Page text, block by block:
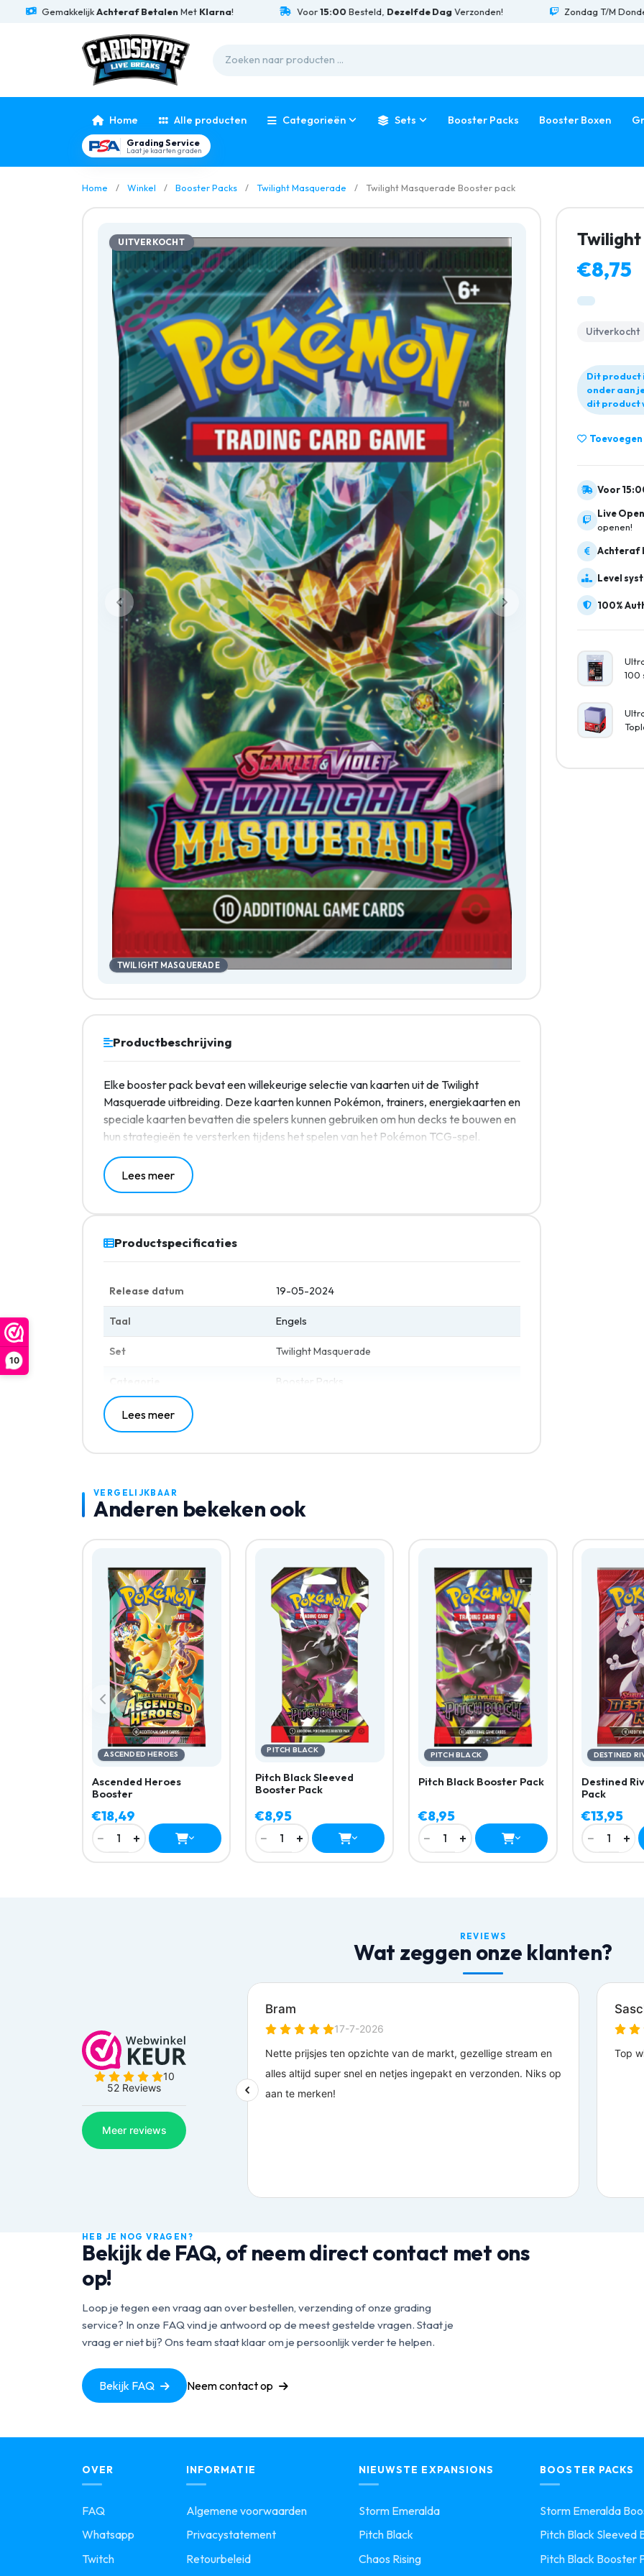
10
GemakkelijkAchteraf BetalenMetKlarna Voor15:00Besteld,Dezelfde DagVerzonden! Zondag T/M Donderdag
Home Alle producten Categorieën Sets Booster Packs Booster Boxen
Grading Service
Laat je kaarten graden
Home Winkel Booster Packs Twilight Masquerade Twilight Masquerade Booster pack
UITVERKOCHT
TWILIGHT MASQUERADE
€8,75
Uitverkocht
Dit product
onder aan
dit product
Voor
Live
openen!
Achteraf
Level
100%
100
Productbeschrijving
Elke booster pack bevat een willekeurige selectie van kaarten uit de Twilight
Masquerade uitbreiding. Deze kaarten kunnen Pokémon, trainers, energiekaarten en
speciale kaarten bevatten die spelers kunnen gebruiken om hun decks te bouwen en
hun strategieën te versterken tijdens het spelen van het Pokémon TCG-spel.
Lees meer
Productspecificaties
Release datum 19-05-2024
Taal Engels
Set Twilight Masquerade
Booster Packs
Lees meer
VERGELIJKBAAR
Anderen bekeken ook
ASCENDED HEROES
Ascended Heroes
Booster
€18,49
−
1 +
PITCH BLACK
Pitch Black Sleeved
Booster Pack
€8,95
−
1 +
PITCH BLACK
Pitch Black Booster Pack
€8,95
−
1 +
DESTINED
Destined
Pack
€13,95
−
1 +
REVIEWS
Wat zeggen onze klanten?
HEB JE NOG VRAGEN?
Bekijk de FAQ, of neem direct contact met ons
op!
Loop je tegen een vraag aan over bestellen, verzending of onze grading
service? In onze FAQ vind je antwoord op de meest gestelde vragen. Staat je
vraag er niet bij? Ons team staat klaar om je persoonlijk verder te helpen.
Bekijk FAQ Neem contact op
OVER
FAQ
Whatsapp
Twitch
INFORMATIE
Algemene voorwaarden
Privacystatement
Retourbeleid
NIEUWSTE EXPANSIONS
Storm Emeralda
Pitch Black
Chaos Rising
BOOSTER PACKS
Storm Emeralda
Pitch Black Sleeved
Pitch Black Booster